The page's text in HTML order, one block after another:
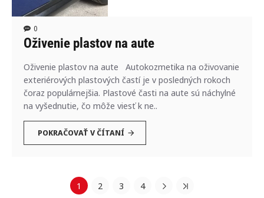
0
Oživenie plastov na aute
Oživenie plastov na aute Autokozmetika na oživovanie
exteriérových plastových častí je v posledných rokoch
čoraz populárnejšia. Plastové časti na aute sú náchylné
na vyšednutie, čo môže viesť k ne..
POKRAČOVAŤ V ČÍTANÍ
1 2 3 4